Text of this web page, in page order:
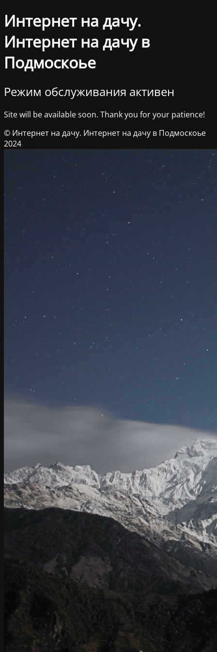
Интернет на дачу.
Интернет на дачу в
Подмоскоье
Режим обслуживания активен
Site will be available soon. Thank you for your patience!
© Интернет на дачу. Интернет на дачу в Подмоскоье
2024